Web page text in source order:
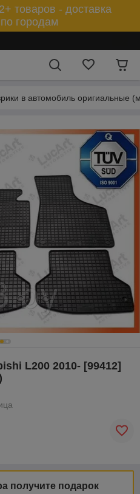
товаров - доставка
городам
в автомобиль оригиальные
L200 2010- [99412]
получите подарок